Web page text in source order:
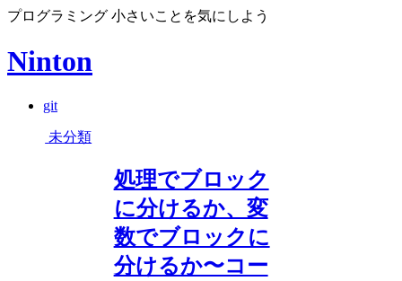
プログラミング 小さいことを気にしよう
Ninton
git
未分類
処理でブロック
に分けるか、変
数でブロックに
分けるか〜コー